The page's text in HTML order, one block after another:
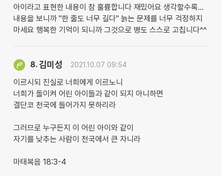
아이라고 표현한 내용이 참 훌륭합니다 재밌어요 생각할수록...
내용을 보니까 "한 줄도 너무 길다" 늙는 문제를 너무 걱정하지
마세요 행복한 기억이 되니까 그것으로 병도 스스로 고칩니다^^
8.김미성 2021.10.07 09:54
이르시되 진실로 너희에게 이르노니
너희가 돌이켜 어린 아이들과 같이 되지 아니하면
결단코 천국에 들어가지 못하리라
그러므로 누구든지 이 어린 아이와 같이
자기를 낮추는 사람이 천국에서 큰 자니라
마태복음 18:3-4